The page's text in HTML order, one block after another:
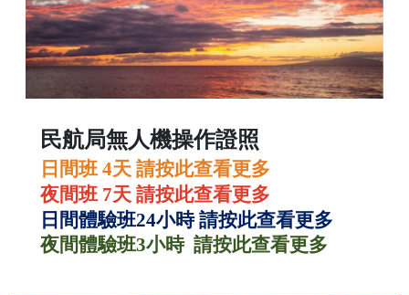
民航局無人機操作證照
日間班 4天 請按此查看更多
夜間班 7天 請按此查看更多
日間體驗班24小時請按此查看更多
夜間體驗班3小時 請按此查看更多